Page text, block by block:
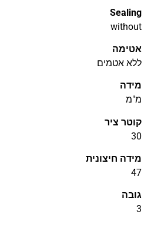
Sealing
without
אטימה
ללא אטמים
מידה
מ"מ
קוטר ציר
30
מידה חיצונית
47
גובה
3